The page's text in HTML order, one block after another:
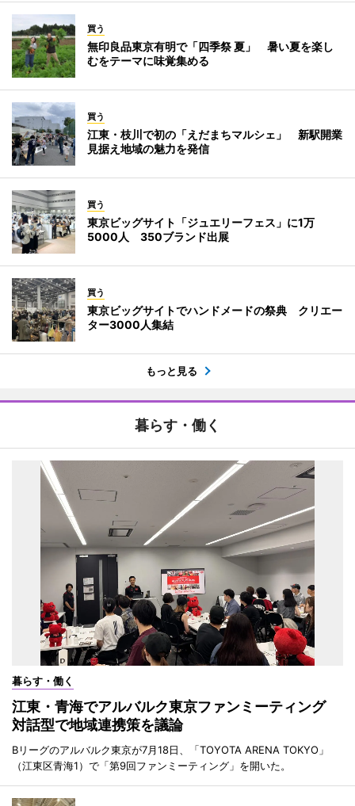
買う
無印良品東京有明で「四季祭 夏」 暑い夏を楽し
むをテーマに味覚集める
買う
江東・枝川で初の「えだまちマルシェ」 新駅開業
見据え地域の魅力を発信
買う
東京ビッグサイト「ジュエリーフェス」に1万
5000人 350ブランド出展
買う
東京ビッグサイトでハンドメードの祭典 クリエー
ター3000人集結
もっと見る
暮らす・働く
暮らす・働く
江東・青海でアルバルク東京ファンミーティング
対話型で地域連携策を議論
Bリーグのアルバルク東京が7月18日、「TOYOTA ARENA TOKYO」
（江東区青海1）で「第9回ファンミーティング」を開いた。